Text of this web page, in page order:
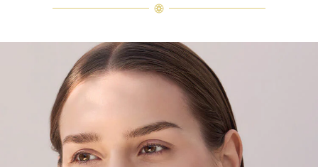
assemblage exclusif de diamants
poids en carats et la quantité de
pierres peuvent varier légèrement
d'une pièce à l'autre. Pour obtenir
de plus amples renseignements,
veuillez contacter le service